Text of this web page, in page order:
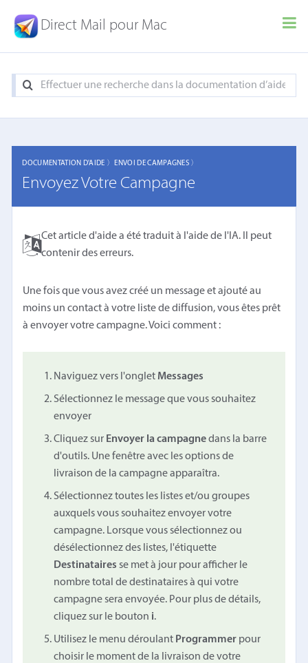
Direct Mail pour Mac
DOCUMENTATION D'AIDE 〉 ENVOI DE CAMPAGNES 〉
Envoyez Votre Campagne
Cet article d'aide a été traduit à l'aide de l'IA. Il peut
contenir des erreurs.
Une fois que vous avez créé un message et ajouté au
moins un contact à votre liste de diffusion, vous êtes prêt
à envoyer votre campagne. Voici comment :
Naviguez vers l'onglet Messages
Sélectionnez le message que vous souhaitez
envoyer
Cliquez sur Envoyer la campagnedans la barre
d'outils. Une fenêtre avec les options de
livraison de la campagne apparaîtra.
Sélectionnez toutes les listes et/ou groupes
auxquels vous souhaitez envoyer votre
campagne. Lorsque vous sélectionnez ou
désélectionnez des listes, l'étiquette
Destinataires se met à jour pour afficher le
nombre total de destinataires à qui votre
campagne sera envoyée. Pour plus de détails,
cliquez sur le bouton i.
Utilisez le menu déroulant Programmer pour
choisir le moment de la livraison de votre